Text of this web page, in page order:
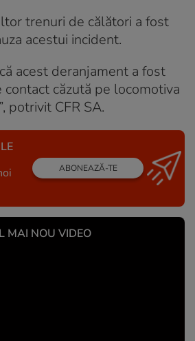
trenuri de călători a fost
acestui incident.
acest deranjament a fost
contact căzută pe locomotiva
potrivit CFR SA.
ABONEAZĂ-TE
MAI NOU VIDEO